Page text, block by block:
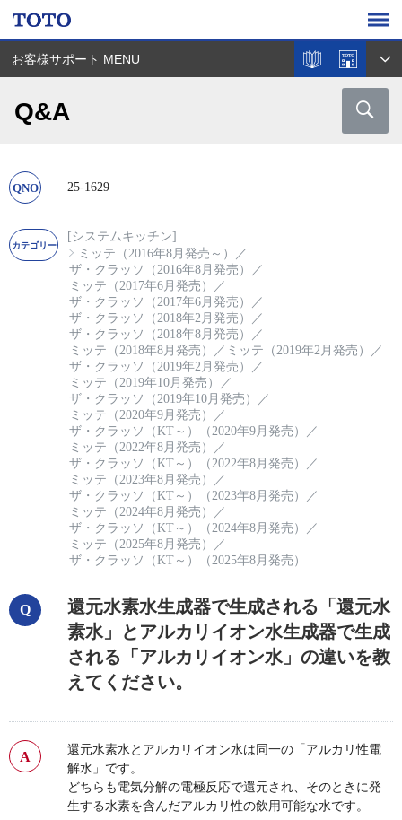
お客様サポート MENU
Q&A
25-1629
[システムキッチン]
ミッテ（2016年8月発売～）
／
ザ・クラッソ（2016年8月発売）
／
ミッテ（2017年6月発売）
／
ザ・クラッソ（2017年6月発売）
／
ザ・クラッソ（2018年2月発売）
／
ザ・クラッソ（2018年8月発売）
／
ミッテ（2018年8月発売）
／ ミッテ（2019年2月発売）
／
ザ・クラッソ（2019年2月発売）
／
ミッテ（2019年10月発売）
／
ザ・クラッソ（2019年10月発売）
／
ミッテ（2020年9月発売）
／
ザ・クラッソ（KT～）（2020年9月発売）
／
ミッテ（2022年8月発売）
／
ザ・クラッソ（KT～）（2022年8月発売）
／
ミッテ（2023年8月発売）
／
ザ・クラッソ（KT～）（2023年8月発売）
／
ミッテ（2024年8月発売）
／
ザ・クラッソ（KT～）（2024年8月発売）
／
ミッテ（2025年8月発売）
／
ザ・クラッソ（KT～）（2025年8月発売）
還元水素水生成器で生成される「還元水
素水」とアルカリイオン水生成器で生成
される「アルカリイオン水」の違いを教
えてください。
還元水素水とアルカリイオン水は同一の「アルカリ性電
解水」です。
どちらも電気分解の電極反応で還元され、そのときに発
生する水素を含んだアルカリ性の飲用可能な水です。